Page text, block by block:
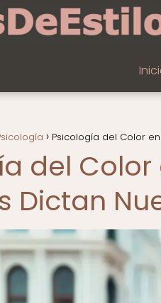
Psicología del Color
del
Dictan